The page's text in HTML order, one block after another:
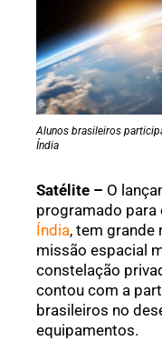
Alunos brasileiros
Índia
Satélite – O
programado para
Índia, tem grande
missão espacial
constelação
contou com a
brasileiros no
equipamentos.